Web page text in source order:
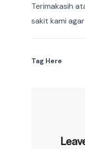
Terimakasih
sakit kami
Tag Here